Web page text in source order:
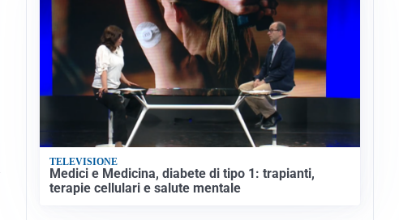
TELEVISIONE
Medici e Medicina, diabete di tipo 1: trapianti,
terapie cellulari e salute mentale